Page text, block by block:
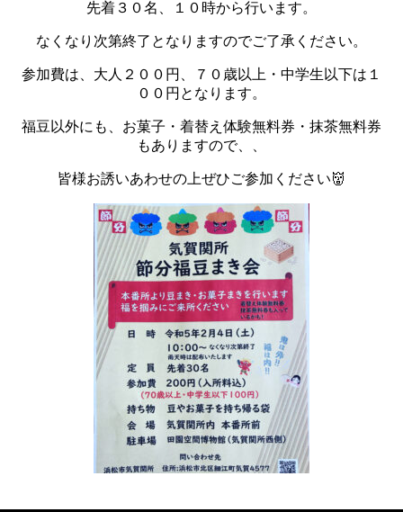
先着３０名、１０時から行います。
なくなり次第終了となりますのでご了承ください。
参加費は、大人２００円、７０歳以上・中学生以下は１
００円となります。
福豆以外にも、お菓子・着替え体験無料券・抹茶無料券
もありますので、、
皆様お誘いあわせの上ぜひご参加ください👹